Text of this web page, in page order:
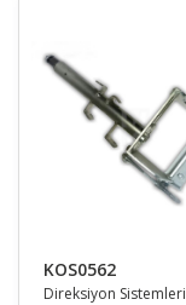
KOS0562
Direksiyon Sistemleri